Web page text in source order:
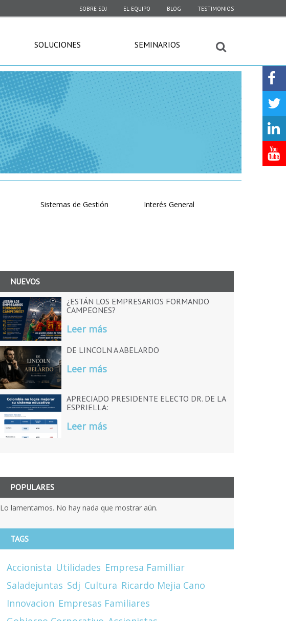
SOBRE SDJ EL EQUIPO BLOG TESTIMONIOS
SOLUCIONES SEMINARIOS
Sistemas de Gestión Interés General
NUEVOS
¿ESTÁN LOS EMPRESARIOS FORMANDO
CAMPEONES?
Leer más
DE LINCOLN A ABELARDO
Leer más
APRECIADO PRESIDENTE ELECTO DR. DE LA
ESPRIELLA:
Leer más
POPULARES
Lo lamentamos. No hay nada que mostrar aún.
TAGS
Accionista Utilidades Empresa Familliar
Saladejuntas Sdj Cultura Ricardo Mejia Cano
Innovacion Empresas Familiares